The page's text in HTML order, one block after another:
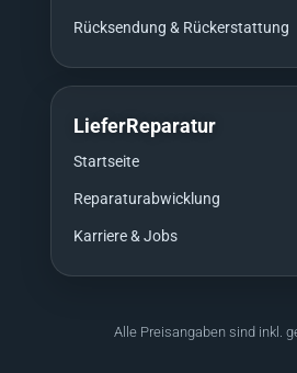
Rücksendung & Rückerstattung
LieferReparatur
Startseite
Reparaturabwicklung
Karriere & Jobs
Alle Preisangaben sind inkl.